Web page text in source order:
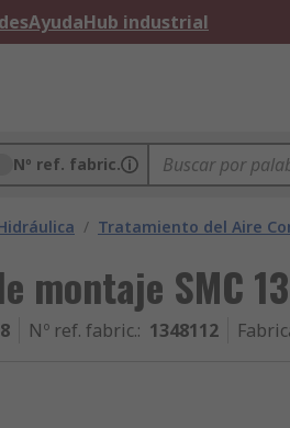
AyudaHub industrial
Nº ref. fabric.
/ Tratamiento del Aire
montaje SMC
Nº ref. fabric.: 1348112